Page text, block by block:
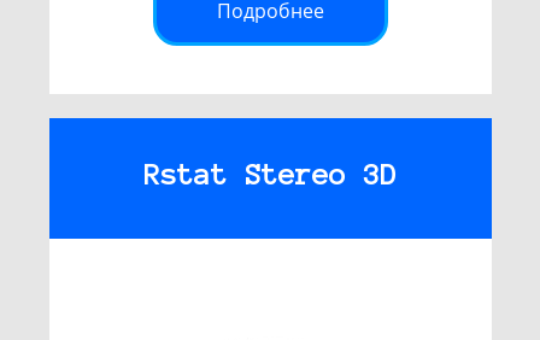
Подробнее
Rstat Stereo 3D